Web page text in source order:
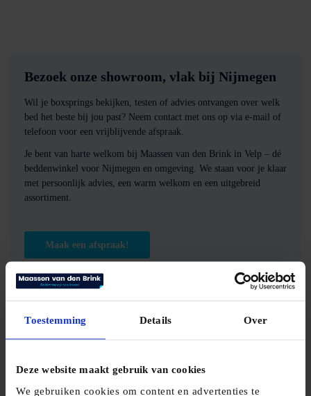
Toestemming Details Over
Deze website maakt gebruik van cookies
We gebruiken cookies om content en advertenties te
Bezoek onze showroom, vlak bij Nijmegen
Wil je boxsprings bekijken, testen of advies ontvangen over welk
bed het beste bij jou past? Neem contact met ons op via e-mail of
telefoon voor een vrijblijvende afspraak.
Je bent van harte welkom bij Maassen van den Brink in Velp – dé
beddenwinkel voor Nijmegen en omgeving. We staan voor je klaar
met persoonlijk advies, een warm welkom en een uitgebreid
assortiment.
Maak een afspraak!